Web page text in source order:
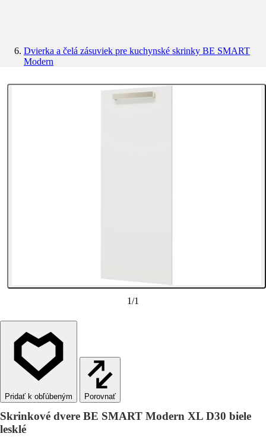
Dvierka a čelá zásuviek pre kuchynské skrinky BE SMART
Modern
1/1
Porovnať
Skrinkové dvere BE SMART Modern XL D30 biele
lesklé